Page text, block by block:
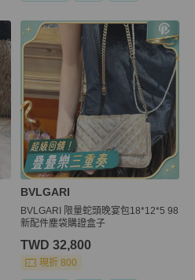
BVLGARI
BVLGARI 限量蛇頭晚宴包18*12*5 98
新配件塵袋購證盒子
TWD 32,800
現折 800